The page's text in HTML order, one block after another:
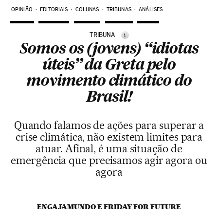
OPINIÃO EDITORIAIS COLUNAS TRIBUNAS ANÁLISES
TRIBUNA i
Somos os (jovens) “idiotas
úteis” da Greta pelo
movimento climático do
Brasil!
Quando falamos de ações para superar a
crise climática, não existem limites para
atuar. Afinal, é uma situação de
emergência que precisamos agir agora ou
agora
ENGAJAMUNDO E FRIDAY FOR FUTURE